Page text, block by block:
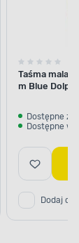
Taśma
m Blue
Dostępne z
Dostępne w
Dodaj do